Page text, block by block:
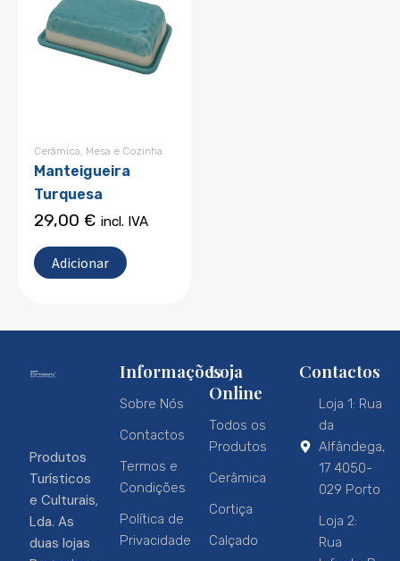
Cerâmica Mesa e Cozinha
Manteigueira
Turquesa
29,00 € incl. IVA
Adicionar
Produtos
Turísticos
e Culturais,
Lda. As
duas lojas
Informações
Sobre Nós
Contactos
Termos e
Condições
Política de
Privacidade
Loja
Online
Todos os
Produtos
Cerâmica
Cortiça
Calçado
Contactos
Loja 1: Rua
da
Alfândega,
17 4050-
029 Porto
Loja 2:
Rua